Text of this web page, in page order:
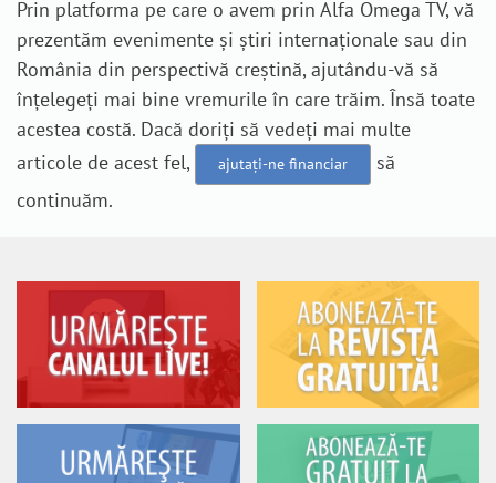
Prin platforma pe care o avem prin Alfa Omega TV, vă
prezentăm evenimente și știri internaționale sau din
România din perspectivă creștină, ajutându-vă să
înțelegeți mai bine vremurile în care trăim. Însă toate
acestea costă. Dacă doriți să vedeți mai multe
articole de acest fel,
ajutați-ne financiar
să
continuăm.